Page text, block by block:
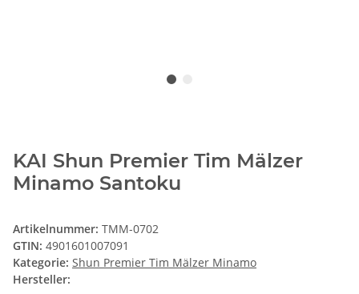
KAI Shun Premier Tim Mälzer
Minamo Santoku
Artikelnummer: TMM-0702
GTIN: 4901601007091
Kategorie: Shun Premier Tim Mälzer Minamo
Hersteller: